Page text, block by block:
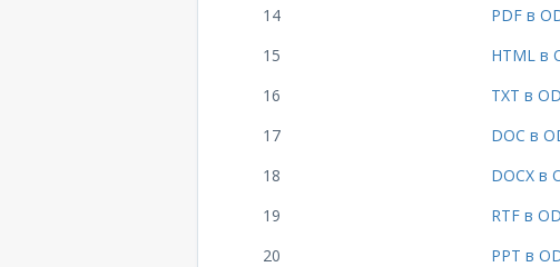
14 PDF в
15 HTML в
16 TXT в
17 DOC в
18 DOCX в
19 RTF в
20 PPT в